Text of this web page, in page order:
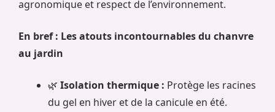
agronomique et respect de l’environnement.
En bref : Les atouts incontournables du chanvre
au jardin
🌿 Isolation thermique : Protège les racines
du gel en hiver et de la canicule en été.